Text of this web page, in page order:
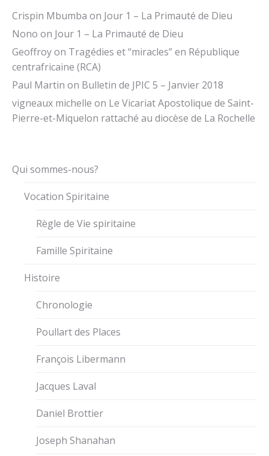
Crispin Mbumba on Jour 1 – La Primauté de Dieu
Nono on Jour 1 – La Primauté de Dieu
Geoffroyon Tragédies et “miracles” en République
centrafricaine (RCA)
Paul Martin on Bulletin de JPIC 5 – Janvier 2018
vigneaux michelle on Le Vicariat Apostolique de Saint-
Pierre-et-Miquelon rattaché au diocèse de La Rochelle
Qui sommes-nous?
Vocation Spiritaine
Règle de Vie spiritaine
Famille Spiritaine
Histoire
Chronologie
Poullart des Places
François Libermann
Jacques Laval
Daniel Brottier
Joseph Shanahan